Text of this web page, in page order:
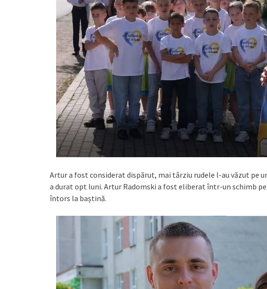
Artur a fost considerat dispărut, mai târziu rudele l-au văzut pe
a durat opt luni. Artur Radomski a fost eliberat într-un schimb
întors la baștină.